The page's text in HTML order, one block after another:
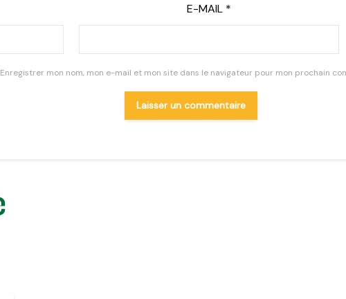
E-MAIL *
Enregistrer mon nom, mon e-mail et mon site dans le navigateur pour mon prochain